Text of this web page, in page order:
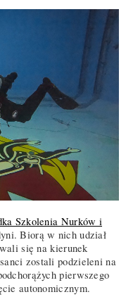
Szkolenia Nurków i
Biorą w nich udział
się na kierunek
zostali podzieleni na
pierwszego
autonomicznym.